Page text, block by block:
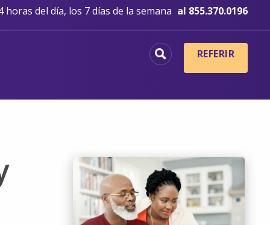
horas del día, los 7 días de la semana al 855.370.0196
REFERIR